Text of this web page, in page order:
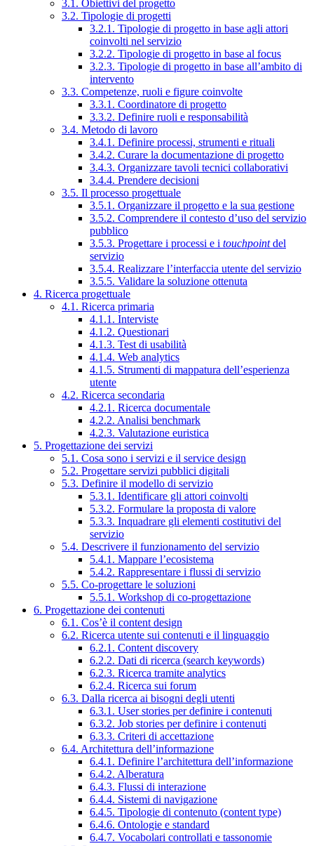
3.1. Obiettivi del progetto
3.2. Tipologie di progetti
3.2.1. Tipologie di progetto in base agli attori
coinvolti nel servizio
3.2.2. Tipologie di progetto in base al focus
3.2.3. Tipologie di progetto in base all’ambito di
intervento
3.3. Competenze, ruoli e figure coinvolte
3.3.1. Coordinatore di progetto
3.3.2. Definire ruoli e responsabilità
3.4. Metodo di lavoro
3.4.1. Definire processi, strumenti e rituali
3.4.2. Curare la documentazione di progetto
3.4.3. Organizzare tavoli tecnici collaborativi
3.4.4. Prendere decisioni
3.5. Il processo progettuale
3.5.1. Organizzare il progetto e la sua gestione
3.5.2. Comprendere il contesto d’uso del servizio
pubblico
3.5.3. Progettare i processi e i touchpointdel
servizio
3.5.4. Realizzare l’interfaccia utente del servizio
3.5.5. Validare la soluzione ottenuta
4. Ricerca progettuale
4.1. Ricerca primaria
4.1.1. Interviste
4.1.2. Questionari
4.1.3. Test di usabilità
4.1.4. Web analytics
4.1.5. Strumenti di mappatura dell’esperienza
utente
4.2. Ricerca secondaria
4.2.1. Ricerca documentale
4.2.2. Analisi benchmark
4.2.3. Valutazione euristica
5. Progettazione dei servizi
5.1. Cosa sono i servizi e il service design
5.2. Progettare servizi pubblici digitali
5.3. Definire il modello di servizio
5.3.1. Identificare gli attori coinvolti
5.3.2. Formulare la proposta di valore
5.3.3. Inquadrare gli elementi costitutivi del
servizio
5.4. Descrivere il funzionamento del servizio
5.4.1. Mappare l’ecosistema
5.4.2. Rappresentare i flussi di servizio
5.5. Co-progettare le soluzioni
5.5.1. Workshop di co-progettazione
6. Progettazione dei contenuti
6.1. Cos’è il content design
6.2. Ricerca utente sui contenuti e il linguaggio
6.2.1. Content discovery
6.2.2. Dati di ricerca (search keywords)
6.2.3. Ricerca tramite analytics
6.2.4. Ricerca sui forum
6.3. Dalla ricerca ai bisogni degli utenti
6.3.1. User stories per definire i contenuti
6.3.2. Job stories per definire i contenuti
6.3.3. Criteri di accettazione
6.4. Architettura dell’informazione
6.4.1. Definire l’architettura dell’informazione
6.4.2. Alberatura
6.4.3. Flussi di interazione
6.4.4. Sistemi di navigazione
6.4.5. Tipologie di contenuto (content type)
6.4.6. Ontologie e standard
6.4.7. Vocabolari controllati e tassonomie